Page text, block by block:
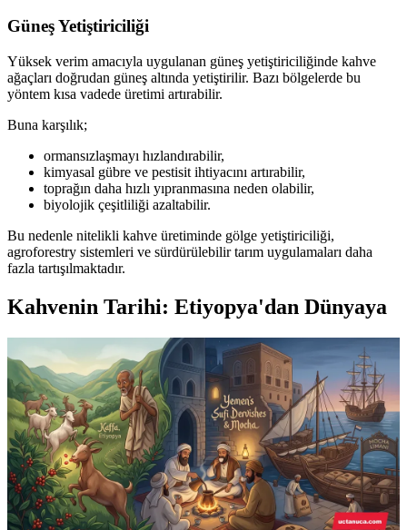
Güneş Yetiştiriciliği
Yüksek verim amacıyla uygulanan güneş yetiştiriciliğinde kahve
ağaçları doğrudan güneş altında yetiştirilir. Bazı bölgelerde bu
yöntem kısa vadede üretimi artırabilir.
Buna karşılık;
ormansızlaşmayı hızlandırabilir,
kimyasal gübre ve pestisit ihtiyacını artırabilir,
toprağın daha hızlı yıpranmasına neden olabilir,
biyolojik çeşitliliği azaltabilir.
Bu nedenle nitelikli kahve üretiminde gölge yetiştiriciliği,
agroforestry sistemleri ve sürdürülebilir tarım uygulamaları daha
fazla tartışılmaktadır.
Kahvenin Tarihi: Etiyopya'dan Dünyaya